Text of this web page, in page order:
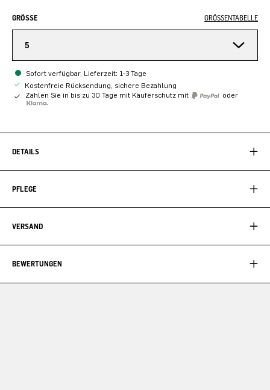
GRÖSSE GRÖSSENTABELLE
5
Sofort verfügbar, Lieferzeit: 1-3 Tage
Kostenfreie Rücksendung, sichere Bezahlung
Zahlen Sie in bis zu 30 Tage mit Käuferschutz mit
oder
DETAILS
PFLEGE
VERSAND
BEWERTUNGEN